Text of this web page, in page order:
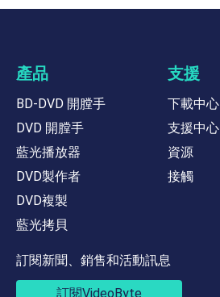
產品
BD-DVD 開膛手
DVD 開膛手
藍光播放器
DVD製作者
DVD複製
藍光拷貝
支援
下載中心
支援中心
資源
接觸
訂閱新聞、銷售和活動訊息
訂閱VideoByte